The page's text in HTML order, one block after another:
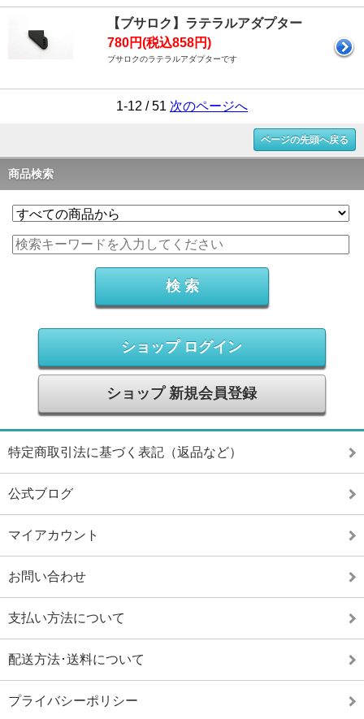
【ブサロク】ラテラルアダプター
780円(税込858円)
ブサロクのラテラルアダプターです
1-12 / 51 次のページへ
ページの先頭へ戻る
商品検索
ショップ ログイン
ショップ 新規会員登録
特定商取引法に基づく表記（返品など）
公式ブログ
マイアカウント
お問い合わせ
支払い方法について
配送方法･送料について
プライバシーポリシー